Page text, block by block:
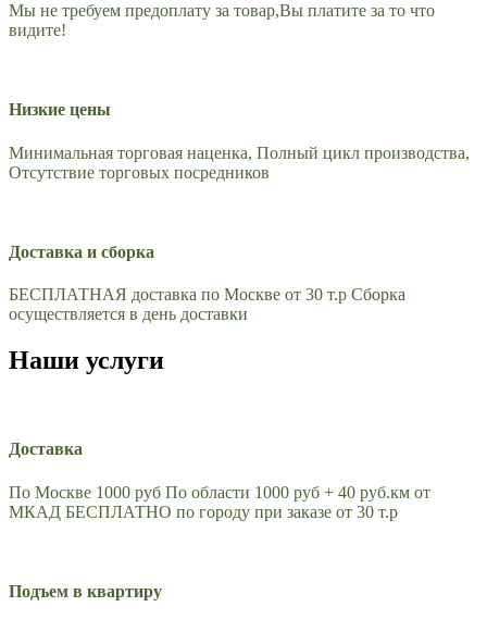
Мы не требуем предоплату за товар,Вы платите за то что
видите!
Низкие цены
Минимальная торговая наценка, Полный цикл производства,
Отсутствие торговых посредников
Доставка и сборка
БЕСПЛАТНАЯ доставка по Москве от 30 т.р Сборка
осуществляется в день доставки
Наши услуги
Доставка
По Москве 1000 руб По области 1000 руб + 40 руб.км от
МКАД БЕСПЛАТНО по городу при заказе от 30 т.р
Подъем в квартиру